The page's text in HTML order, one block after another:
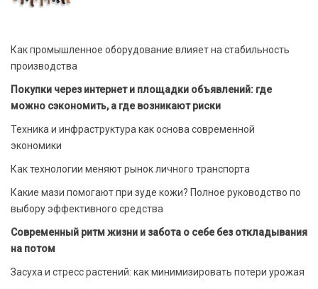
Как промышленное оборудование влияет на стабильность
производства
Покупки через интернет и площадки объявлений: где
можно сэкономить, а где возникают риски
Техника и инфраструктура как основа современной
экономики
Как технологии меняют рынок личного транспорта
Какие мази помогают при зуде кожи? Полное руководство по
выбору эффективного средства
Современный ритм жизни и забота о себе без откладывания
на потом
Засуха и стресс растений: как минимизировать потери урожая